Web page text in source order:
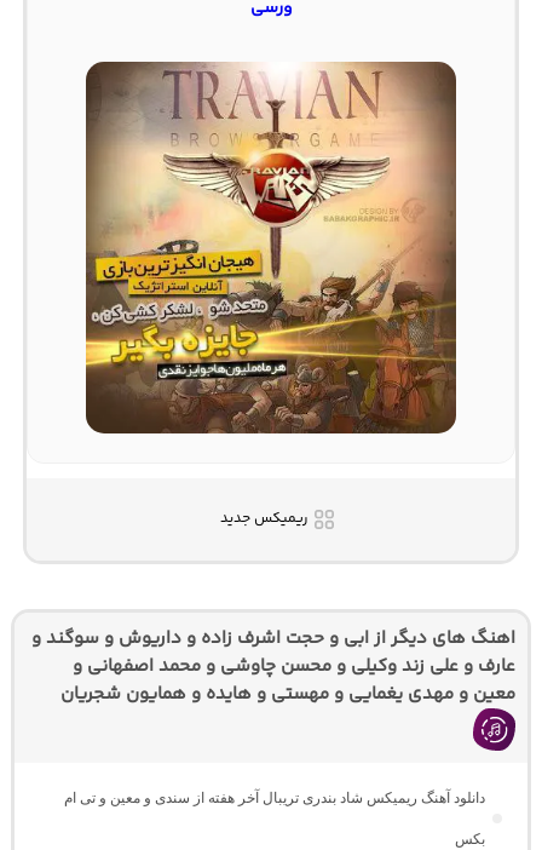
ورسی
ریمیکس جدید
اهنگ های دیگر از ابی و حجت اشرف زاده و داریوش و سوگند و
عارف و علی زند وکیلی و محسن چاوشی و محمد اصفهانی و
معین و مهدی یغمایی و مهستی و هایده و همایون شجریان
دانلود آهنگ ریمیکس شاد بندری تریبال آخر هفته از سندی و معین و تی ام
بکس